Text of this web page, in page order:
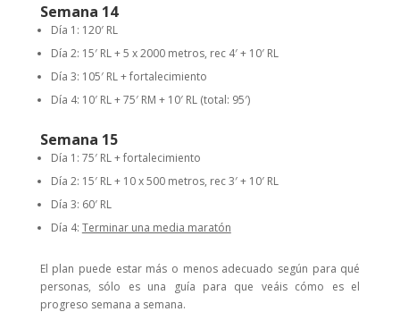
Semana 14
Día 1: 120′ RL
Día 2: 15′ RL + 5 x 2000 metros, rec 4′ + 10′ RL
Día 3: 105′ RL + fortalecimiento
Día 4: 10′ RL + 75′ RM + 10′ RL (total: 95′)
Semana 15
Día 1: 75′ RL + fortalecimiento
Día 2: 15′ RL + 10 x 500 metros, rec 3′ + 10′ RL
Día 3: 60′ RL
Día 4: Terminar una media maratón
El plan puede estar más o menos adecuado según para qué
personas, sólo es una guía para que veáis cómo es el
progreso semana a semana.